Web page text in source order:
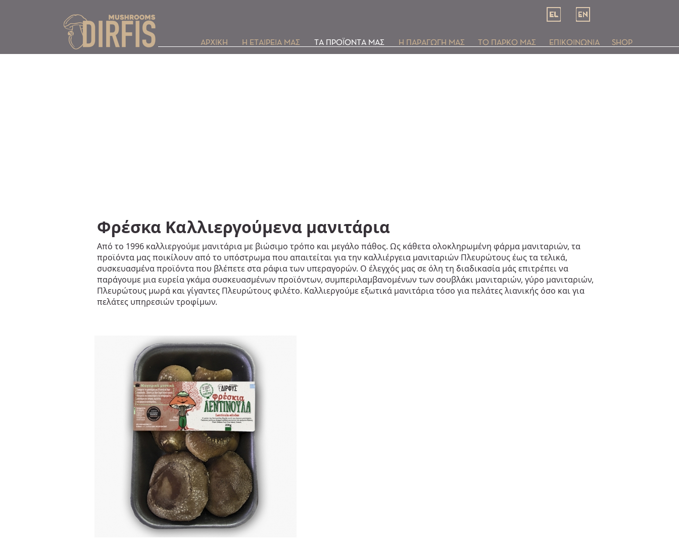
Φρέσκα Καλλιεργούμενα μανιτάρια
Από το 1996 καλλιεργούμε μανιτάρια με βιώσιμο τρόπο και μεγάλο πάθος. Ως κάθετα ολοκληρωμένη φάρμα μανιταριών, τα
προϊόντα μας ποικίλουν από το υπόστρωμα που απαιτείται για την καλλιέργεια μανιταριών Πλευρώτους έως τα τελικά,
συσκευασμένα προϊόντα που βλέπετε στα ράφια των υπεραγορών. Ο έλεγχός μας σε όλη τη διαδικασία μάς επιτρέπει να
παράγουμε μια ευρεία γκάμα συσκευασμένων προϊόντων, συμπεριλαμβανομένων των σουβλάκι μανιταριών, γύρο μανιταριών,
Πλευρώτους μωρά και γίγαντες Πλευρώτους φιλέτο. Καλλιεργούμε εξωτικά μανιτάρια τόσο για πελάτες λιανικής όσο και για
πελάτες υπηρεσιών τροφίμων.